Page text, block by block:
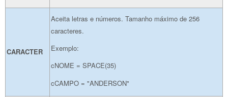
CARACTER
Aceita letras e números. Tamanho máximo de 256
caracteres.
Exemplo:
cNOME = SPACE(35)
cCAMPO = "ANDERSON"